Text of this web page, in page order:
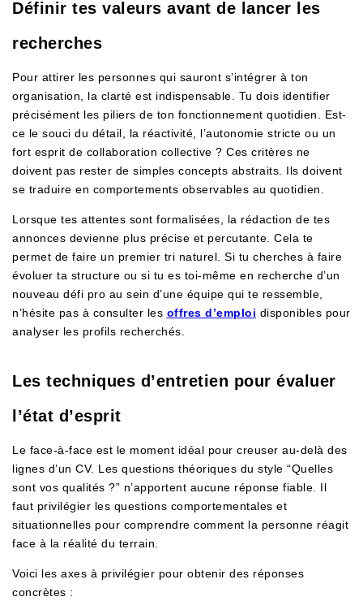
Définir tes valeurs avant de lancer les
recherches
Pour attirer les personnes qui sauront s’intégrer à ton
organisation, la clarté est indispensable. Tu dois identifier
précisément les piliers de ton fonctionnement quotidien. Est-
ce le souci du détail, la réactivité, l’autonomie stricte ou un
fort esprit de collaboration collective ? Ces critères ne
doivent pas rester de simples concepts abstraits. Ils doivent
se traduire en comportements observables au quotidien.
Lorsque tes attentes sont formalisées, la rédaction de tes
annonces devienne plus précise et percutante. Cela te
permet de faire un premier tri naturel. Si tu cherches à faire
évoluer ta structure ou si tu es toi-même en recherche d’un
nouveau défi pro au sein d’une équipe qui te ressemble,
n’hésite pas à consulter les offres d’emploi disponibles pour
analyser les profils recherchés.
Les techniques d’entretien pour évaluer
l’état d’esprit
Le face-à-face est le moment idéal pour creuser au-delà des
lignes d’un CV. Les questions théoriques du style “Quelles
sont vos qualités ?” n’apportent aucune réponse fiable. Il
faut privilégier les questions comportementales et
situationnelles pour comprendre comment la personne réagit
face à la réalité du terrain.
Voici les axes à privilégier pour obtenir des réponses
concrètes :